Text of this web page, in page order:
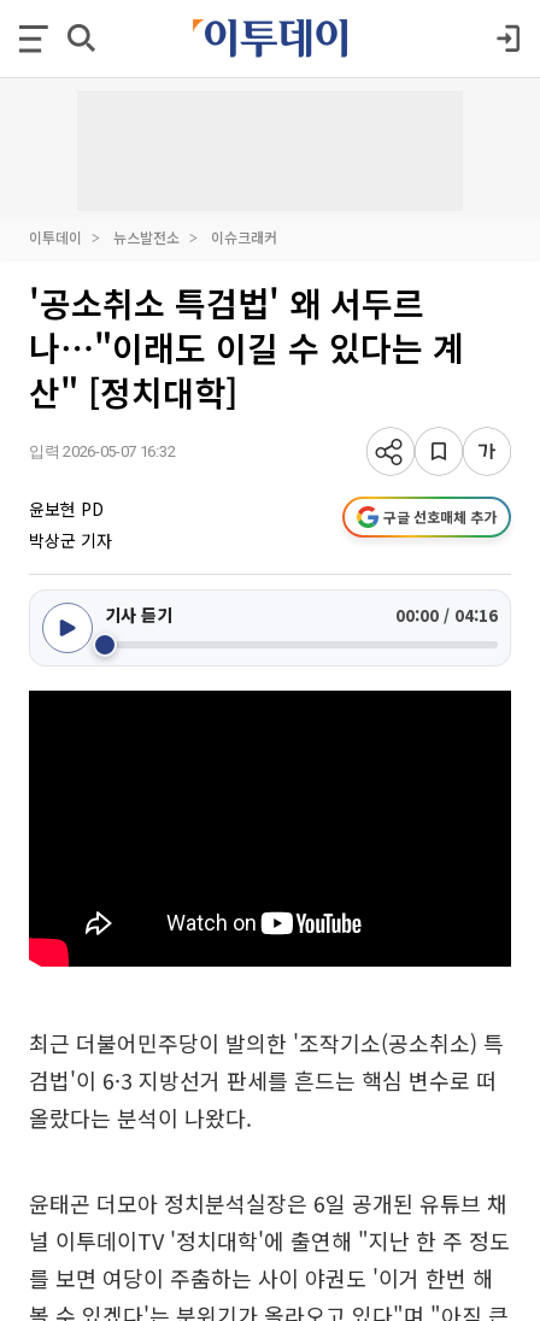
이투데이 뉴스발전소 이슈크래커
'공소취소 특검법' 왜 서두르
나⋯"이래도 이길 수 있다는 계
산" [정치대학]
입력 2026-05-07 16:32
윤보현 PD
박상군 기자
구글 선호매체 추가
기사 듣기 00:00 / 04:16
최근 더불어민주당이 발의한 '조작기소(공소취소) 특
검법'이 6·3 지방선거 판세를 흔드는 핵심 변수로 떠
올랐다는 분석이 나왔다.
윤태곤 더모아 정치분석실장은 6일 공개된 유튜브 채
널 이투데이TV '정치대학'에 출연해 "지난 한 주 정도
를 보면 여당이 주춤하는 사이 야권도 '이거 한번 해
볼 수 있겠다'는 분위기가 올라오고 있다"며 "아직 큰